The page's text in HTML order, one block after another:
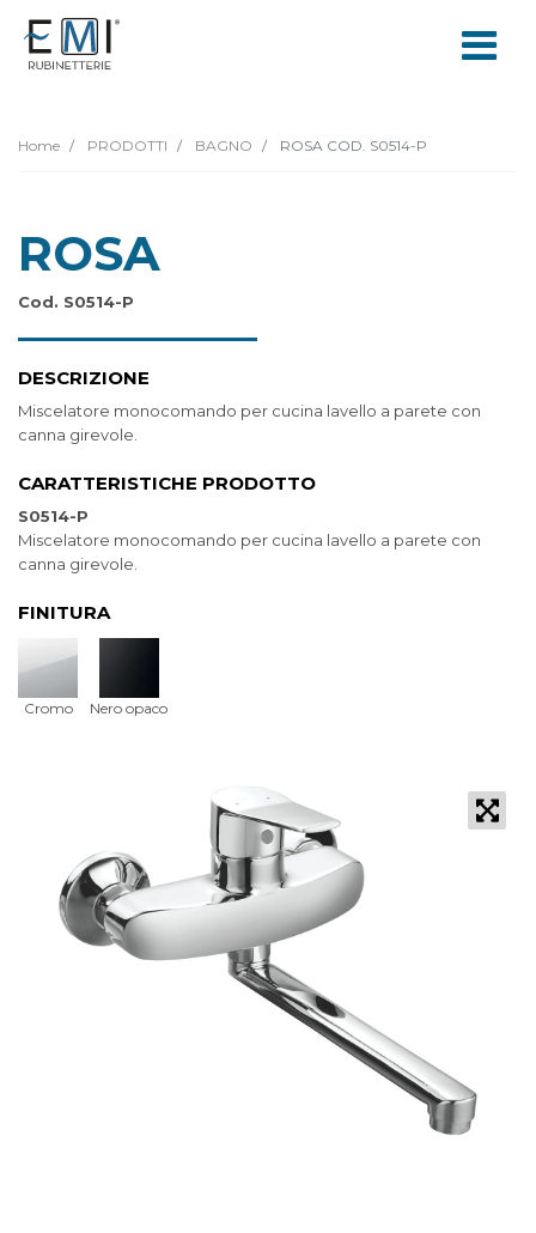
Home PRODOTTI BAGNO ROSA COD. S0514-P
ROSA
Cod. S0514-P
DESCRIZIONE
Miscelatore monocomando per cucina lavello a parete con
canna girevole.
CARATTERISTICHE PRODOTTO
S0514-P
Miscelatore monocomando per cucina lavello a parete con
canna girevole.
FINITURA
Cromo Nero opaco